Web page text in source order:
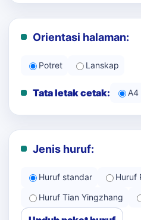
Orientasi halaman:
Potret Lanskap
Tata letak cetak: A4
Jenis huruf:
Huruf standar
Huruf
Huruf Tian Yingzhang